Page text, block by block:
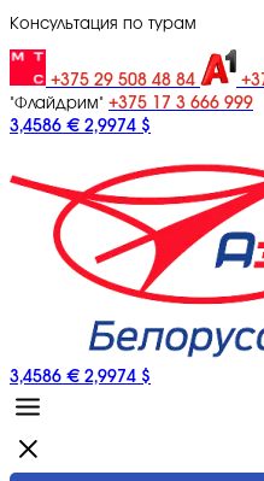
Консультация по турам
+375 29 508 48 84
"Флайдрим" +375 17 3 666 999
3,4586 € 2,9974 $
3,4586 € 2,9974 $